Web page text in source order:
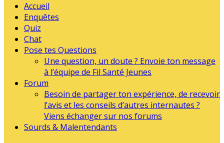
Accueil
Enquêtes
Quiz
Chat
Pose tes Questions
Une question, un doute ? Envoie ton message
à l’équipe de Fil Santé Jeunes
Forum
Besoin de partager ton expérience, de recevoir
l’avis et les conseils d’autres internautes ?
Viens échanger sur nos forums
Sourds & Malentendants